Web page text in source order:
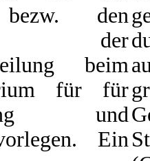
den
der
beim
für für
und
Ein